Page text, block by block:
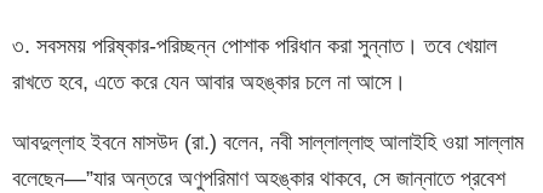
৩. সবসময় পরিষ্কার-পরিচ্ছন্ন পোশাক পরিধান করা সুন্নাত। তবে খেয়াল
রাখতে হবে, এতে করে যেন আবার অহঙ্কার চলে না আসে।
আবদুল্লাহ ইবনে মাসউদ (রা.) বলেন, নবী সাল্লাল্লাহু আলাইহি ওয়া সাল্লাম
বলেছেন—”যার অন্তরে অণুপরিমাণ অহঙ্কার থাকবে, সে জান্নাতে প্রবেশ